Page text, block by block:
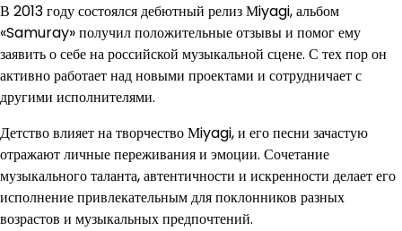
В 2013 году состоялся дебютный релиз Мiyagi, альбом
«Samuray» получил положительные отзывы и помог ему
заявить о себе на российской музыкальной сцене. С тех пор он
активно работает над новыми проектами и сотрудничает с
другими исполнителями.
Детство влияет на творчество Мiyagi, и его песни зачастую
отражают личные переживания и эмоции. Сочетание
музыкального таланта, автентичности и искренности делает его
исполнение привлекательным для поклонников разных
возрастов и музыкальных предпочтений.